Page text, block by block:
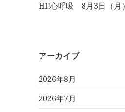
HI!心呼吸 8月3日（月）
アーカイブ
2026年8月
2026年7月